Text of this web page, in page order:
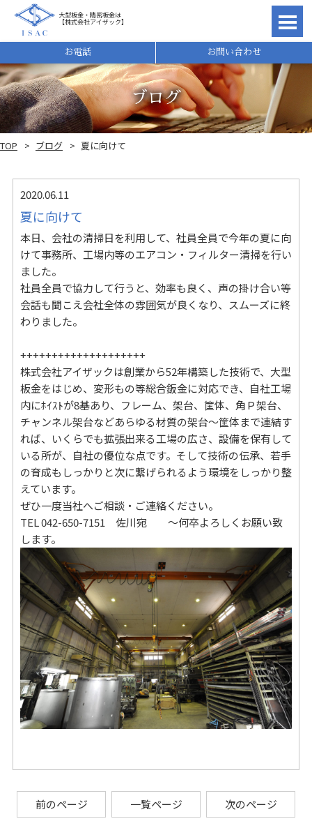
大型板金・精密板金は
【株式会社アイザック】
お電話 お問い合わせ
ブログ
TOP ブログ 夏に向けて
2020.06.11
夏に向けて
本日、会社の清掃日を利用して、社員全員で今年の夏に向
けて事務所、工場内等のエアコン・フィルター清掃を行い
ました。
社員全員で協力して行うと、効率も良く、声の掛け合い等
会話も聞こえ会社全体の雰囲気が良くなり、スムーズに終
わりました。
++++++++++++++++++++
株式会社アイザックは創業から52年構築した技術で、大型
板金をはじめ、変形もの等総合鈑金に対応でき、自社工場
内にﾎｲｽﾄが8基あり、フレーム、架台、筐体、角Ｐ架台、
チャンネル架台などあらゆる材質の架台～筐体まで連結す
れば、いくらでも拡張出来る工場の広さ、設備を保有して
いる所が、自社の優位な点です。そして技術の伝承、若手
の育成もしっかりと次に繋げられるよう環境をしっかり整
えています。
ぜひ一度当社へご相談・ご連絡ください。
TEL 042-650-7151 佐川宛 ～何卒よろしくお願い致
します。
前のページ 一覧ページ 次のページ